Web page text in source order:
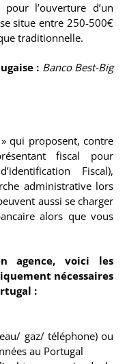
l’ouverture d’un
situe entre 250-500€
traditionnelle.
: Banco Best-Big
qui proposent, contre
fiscal pour
Fiscal),
administrative lors
aussi se charger
alors que vous
agence, voici les
nécessaires
:
gaz/ téléphone) ou
au Portugal